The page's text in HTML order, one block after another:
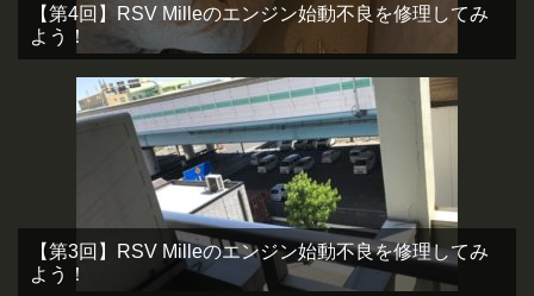
【第4回】RSV Milleのエンジン始動不良を修理してみ
よう！
【第3回】RSV Milleのエンジン始動不良を修理してみ
よう！